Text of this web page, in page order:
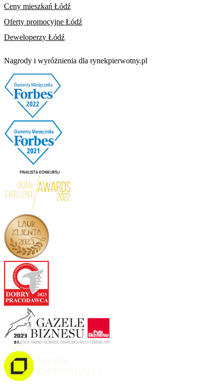
Ceny mieszkań Łódź
Oferty promocyjne Łódź
Deweloperzy Łódź
Nagrody i wyróżnienia dla rynekpierwotny.pl